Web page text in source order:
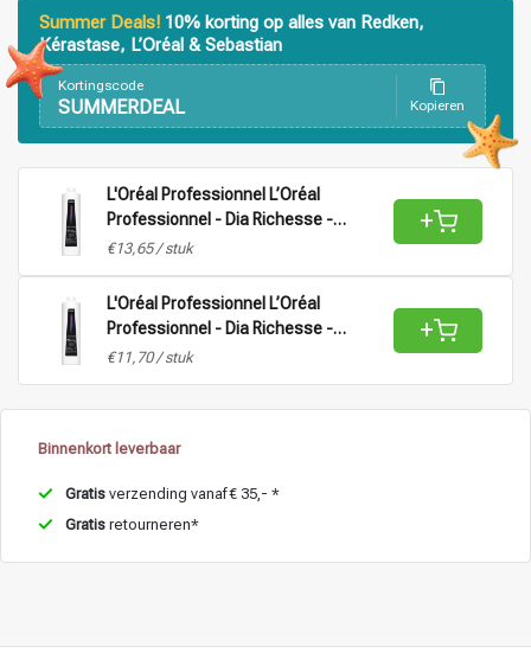
Haarstyling Haarkleuring
Summer Deals! 10% korting op alles van Redken,
Kérastase, L’Oréal & Sebastian
Kortingscode
SUMMERDEAL Kopieren
L'Oréal Professionnel L’Oréal
Professionnel - Dia Richesse -
Activateur Vol 9 (2,7%) | Oxydanten
€13,65 / stuk
+
L'Oréal Professionnel L’Oréal
Professionnel - Dia Richesse -
Activateur Vol 15 (4,5%) | Oxydanten
€11,70 / stuk
+
Binnenkort leverbaar
Gratis verzending vanaf € 35,- *
Gratis retourneren*